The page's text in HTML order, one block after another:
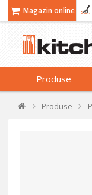
Magazin online
Produse
Produse